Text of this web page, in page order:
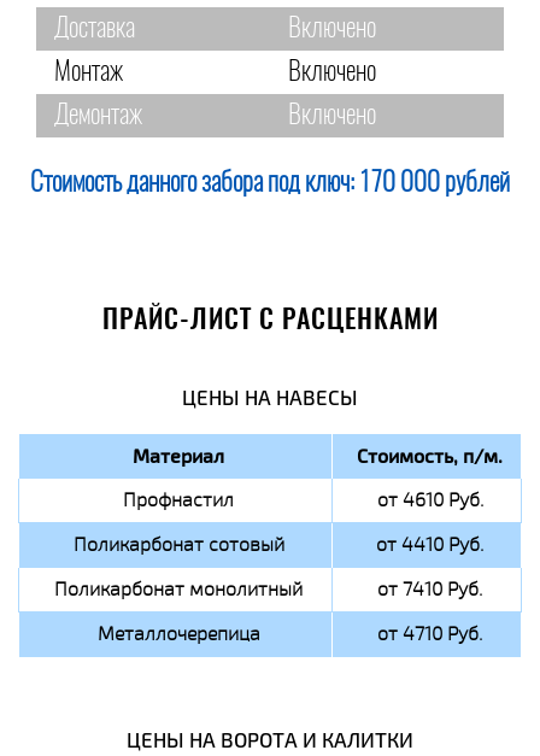
Доставка
Включено
Монтаж
Включено
Демонтаж
Включено
Стоимость данного забора под ключ: 170 000 рублей
ПРАЙС-ЛИСТ С РАСЦЕНКАМИ
ЦЕНЫ НА НАВЕСЫ
Материал Стоимость, п/м.
Профнастил
от 4610 Руб.
Поликарбонат сотовый
от 4410 Руб.
Поликарбонат монолитный
от 7410 Руб.
Металлочерепица
от 4710 Руб.
ЦЕНЫ НА ВОРОТА И КАЛИТКИ